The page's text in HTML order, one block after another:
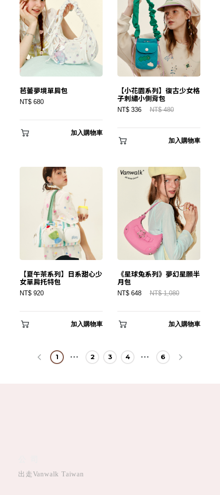
芭蕾夢境單肩包
NT$ 680
加入購物車
【小花園系列】復古少女格
子刺繡小側背包
NT$ 336 NT$ 480
加入購物車
【夏午茶系列】日系甜心少
女單肩托特包
NT$ 920
加入購物車
《星球兔系列》夢幻星願半
月包
NT$ 648 NT$ 1,080
加入購物車
1 2 3 4 6
出走Vanwalk Taiwan